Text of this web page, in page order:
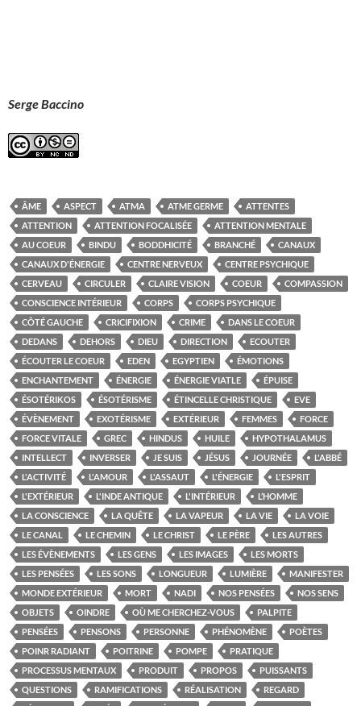
Serge Baccino
ÂME ASPECT ATMA ATME GERME
ATTENTES
ATTENTION
ATTENTION FOCALISÉE
ATTENTION MENTALE
AU COEUR
BINDU BODDHICITÉ BRANCHÉ
CANAUX
CANAUX D'ÉNERGIE
CENTRE NERVEUX
CENTRE PSYCHIQUE
CERVEAU
CIRCULER CLAIRE VISION COEUR
COMPASSION
CONSCIENCE INTÉRIEUR
CORPS
CORPS PSYCHIQUE
CÔTÉ GAUCHE
CRICIFIXION CRIME
DANS LE COEUR
DEDANS
DEHORS DIEU DIRECTION
ECOUTER
ÉCOUTER LE COEUR
EDEN EGYPTIEN
ÉMOTIONS
ENCHANTEMENT
ÉNERGIE ÉNERGIE VIATLE
ÉPUISE
ÉSOTÉRIKOS
ÉSOTÉRISME ÉTINCELLE CHRISTIQUE
EVE
ÉVÈNEMENT
EXOTÉRISME EXTÉRIEUR FEMMES
FORCE
FORCE VITALE
GREC HINDUS HUILE
HYPOTHALAMUS
INTELLECT
INVERSER JE SUIS JÉSUS JOURNÉE
L'ABBÉ
L'ACTIVITÉ
L'AMOUR L'ASSAUT L'ÉNERGIE
L'ESPRIT
L'EXTÉRIEUR
L'INDE ANTIQUE L'INTÉRIEUR
L’HOMME
LA CONSCIENCE
LA QUÊTE LA VAPEUR LA VIE
LA VOIE
LE CANAL
LE CHEMIN LE CHRIST LE PÈRE
LES AUTRES
LES ÉVÈNEMENTS
LES GENS LES IMAGES
LES MORTS
LES PENSÉES
LES SONS LONGUEUR LUMIÈRE
MANIFESTER
MONDE EXTÉRIEUR
MORT NADI NOS PENSÉES
NOS SENS
OBJETS
OINDRE OÙ ME CHERCHEZ-VOUS
PALPITE
PENSÉES
PENSONS PERSONNE PHÉNOMÈNE
POÈTES
POINR RADIANT
POITRINE POMPE
PRATIQUE
PROCESSUS MENTAUX
PRODUIT PROPOS
PUISSANTS
QUESTIONS
RAMIFICATIONS RÉALISATION
REGARD